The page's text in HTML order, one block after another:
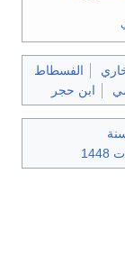
الفسطاط
ابن حجر